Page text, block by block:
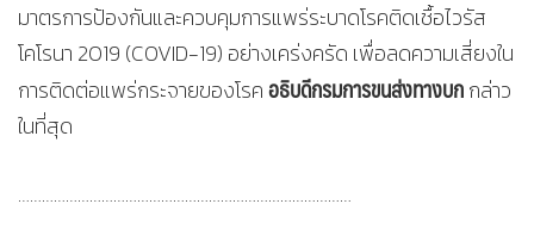
มาตรการป้องกันและควบคุมการแพร่ระบาดโรคติดเชื้อไวรัส
โคโรนา 2019 (COVID-19) อย่างเคร่งครัด เพื่อลดความเสี่ยงใน
การติดต่อแพร่กระจายของโรคอธิบดีกรมการขนส่งทางบกกล่าว
ในที่สุด
…………………………………………………………………………